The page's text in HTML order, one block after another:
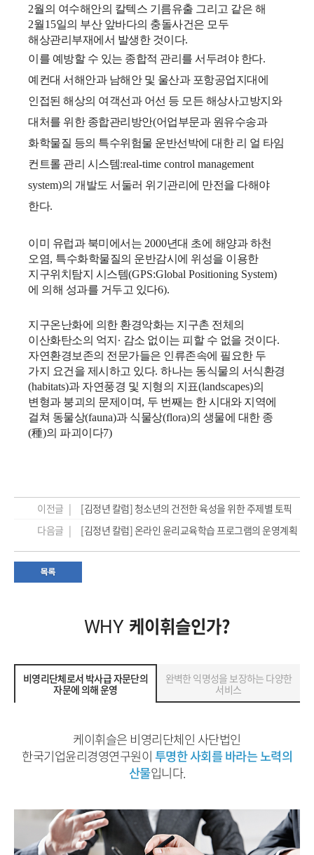
2월의 여수해안의 칼텍스 기름유출 그리고 같은 해
2월15일의 부산 앞바다의 충돌사건은 모두
해상관리부재에서 발생한 것이다.
이를 예방할 수 있는 종합적 관리를 서두려야 한다.
예컨대 서해안과 남해안 및 울산과 포항공업지대에
인접된 해상의 여객선과 어선 등 모든 해상사고방지와
대처를 위한 종합관리방안(어업부문과 원유수송과
화학물질 등의 특수위험물 운반선박에 대한 리 얼 타임
컨트롤 관리 시스템:real-time control management
system)의 개발도 서둘러 위기관리에 만전을 다해야
한다.
이미 유럽과 북미에서는 2000년대 초에 해양과 하천
오염, 특수화학물질의 운반감시에 위성을 이용한
지구위치탐지 시스템(GPS:Global Positioning System)
에 의해 성과를 거두고 있다6).
지구온난화에 의한 환경악화는 지구촌 전체의
이산화탄소의 억지 ∙ 감소 없이는 피할 수 없을 것이다.
자연환경보존의 전문가들은 인류존속에 필요한 두
가지 요건을 제시하고 있다. 하나는 동식물의 서식환경
(habitats)과 자연풍경 및 지형의 지표(landscapes)의
변형과 붕괴의 문제이며, 두 번째는 한 시대와 지역에
걸쳐 동물상(fauna)과 식물상(flora)의 생물에 대한 종
(種)의 파괴이다7)
이전글 |
[김정년 칼럼] 청소년의 건전한 육성을 위한 주제별 토픽
다음글 |
[김정년 칼럼] 온라인 윤리교육학습 프로그램의 운영계획
WHY 케이휘슬인가?
비영리단체로서 박사급 자문단의
자문에 의해 운영
완벽한 익명성을 보장하는 다양한
서비스
케이휘슬은 비영리단체인 사단법인
한국기업윤리경영연구원이투명한 사회를 바라는 노력의
산물입니다.